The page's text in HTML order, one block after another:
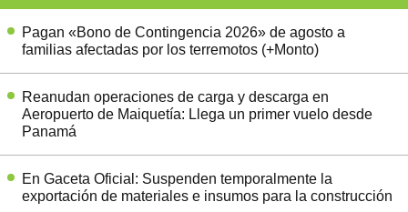
Pagan «Bono de Contingencia 2026» de agosto a
familias afectadas por los terremotos (+Monto)
Reanudan operaciones de carga y descarga en
Aeropuerto de Maiquetía: Llega un primer vuelo desde
Panamá
En Gaceta Oficial: Suspenden temporalmente la
exportación de materiales e insumos para la construcción